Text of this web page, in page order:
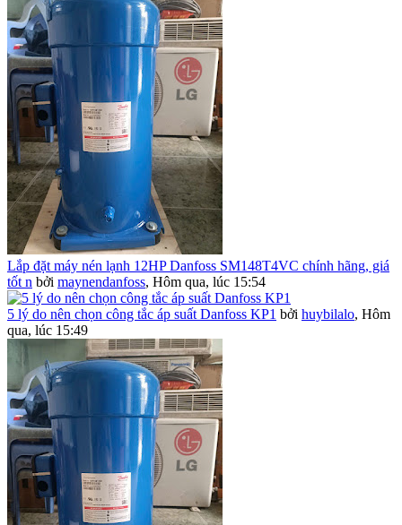
Lắp đặt máy nén lạnh 12HP Danfoss SM148T4VC chính hãng, giá
tốt n bởi maynendanfoss, Hôm qua, lúc 15:54
5 lý do nên chọn công tắc áp suất Danfoss KP1 bởi huybilalo, Hôm
qua, lúc 15:49